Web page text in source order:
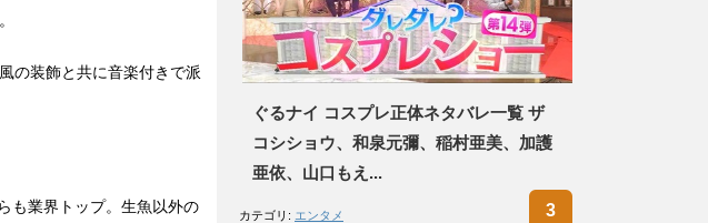
の装飾と共に音楽付きで派
も業界トップ。生魚以外の
ぐるナイ コスプレ正体ネタバレ一覧 ザ
コシショウ、和泉元彌、稲村亜美、加護
亜依、山口もえ...
カテゴリ: エンタメ